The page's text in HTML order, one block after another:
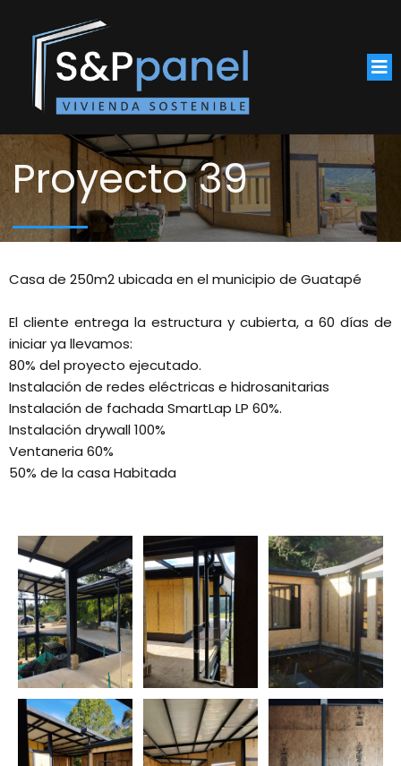
Proyecto 39
Casa de 250m2 ubicada en el municipio de Guatapé
El cliente entrega la estructura y cubierta, a 60 días de
iniciar ya llevamos:
80% del proyecto ejecutado.
Instalación de redes eléctricas e hidrosanitarias
Instalación de fachada SmartLap LP 60%.
Instalación drywall 100%
Ventaneria 60%
50% de la casa Habitada